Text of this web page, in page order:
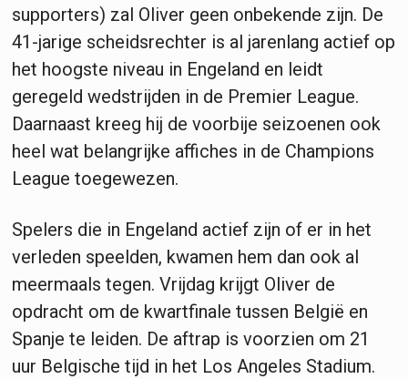
supporters) zal Oliver geen onbekende zijn. De
41-jarige scheidsrechter is al jarenlang actief op
het hoogste niveau in Engeland en leidt
geregeld wedstrijden in de Premier League.
Daarnaast kreeg hij de voorbije seizoenen ook
heel wat belangrijke affiches in de Champions
League toegewezen.
Spelers die in Engeland actief zijn of er in het
verleden speelden, kwamen hem dan ook al
meermaals tegen. Vrijdag krijgt Oliver de
opdracht om de kwartfinale tussen België en
Spanje te leiden. De aftrap is voorzien om 21
uur Belgische tijd in het Los Angeles Stadium.